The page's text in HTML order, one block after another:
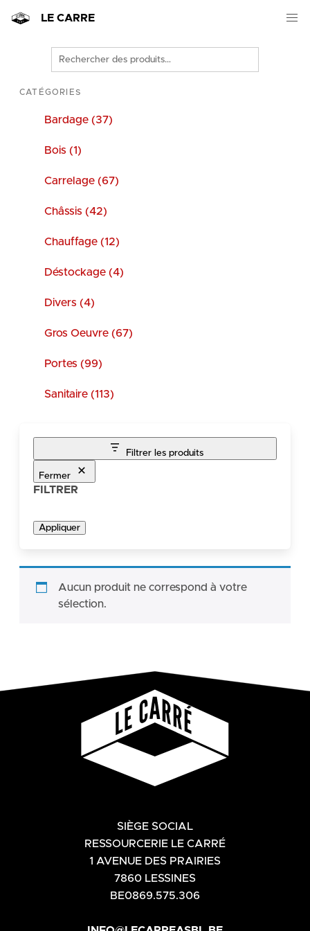
LE CARRE
Rechercher
des
produits
CATÉGORIES
Bardage (37)
Bois (1)
Carrelage (67)
Châssis (42)
Chauffage (12)
Déstockage (4)
Divers (4)
Gros Oeuvre (67)
Portes (99)
Sanitaire (113)
Filtrer les produits
Fermer
FILTRER
Appliquer
Aucun produit ne correspond à votre
sélection.
SIÈGE SOCIAL
RESSOURCERIE LE CARRÉ
1 AVENUE DES PRAIRIES
7860 LESSINES
BE0869.575.306